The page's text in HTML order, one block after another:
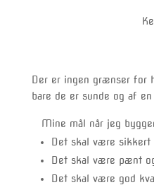
Der er ingen grænser for
bare de er sunde og af
Mine mål når jeg
Det skal være sikkert
Det skal være pænt
Det skal være god